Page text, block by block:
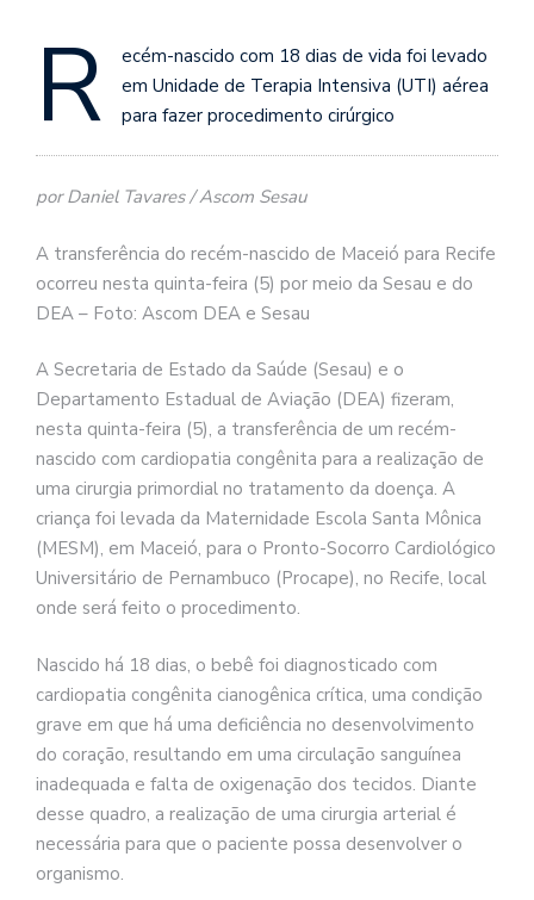
R
ecém-nascido com 18 dias de vida foi levado
em Unidade de Terapia Intensiva (UTI) aérea
para fazer procedimento cirúrgico
por Daniel Tavares / Ascom Sesau
A transferência do recém-nascido de Maceió para Recife
ocorreu nesta quinta-feira (5) por meio da Sesau e do
DEA – Foto: Ascom DEA e Sesau
A Secretaria de Estado da Saúde (Sesau) e o
Departamento Estadual de Aviação (DEA) fizeram,
nesta quinta-feira (5), a transferência de um recém-
nascido com cardiopatia congênita para a realização de
uma cirurgia primordial no tratamento da doença. A
criança foi levada da Maternidade Escola Santa Mônica
(MESM), em Maceió, para o Pronto-Socorro Cardiológico
Universitário de Pernambuco (Procape), no Recife, local
onde será feito o procedimento.
Nascido há 18 dias, o bebê foi diagnosticado com
cardiopatia congênita cianogênica crítica, uma condição
grave em que há uma deficiência no desenvolvimento
do coração, resultando em uma circulação sanguínea
inadequada e falta de oxigenação dos tecidos. Diante
desse quadro, a realização de uma cirurgia arterial é
necessária para que o paciente possa desenvolver o
organismo.